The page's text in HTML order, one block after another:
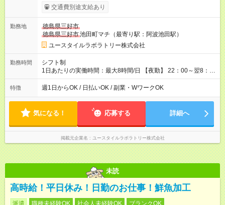
考慮して決定します 【収入例】 週1回勤務の場合：1,730円×8時
間×4回=5万5,360円 週3回勤務の場合：1,730円×8時間×12回
月 ※ 雇用形態と給与に、本採用時と異なる部分があります。 雇
用形態：本採用時と同じです。 給与：時給 1,480円以上
交通費別途支給あり
勤務地
徳島県三好市
徳島県三好市池田町マチ（最寄り駅：阿波池田駅）
ユースタイルラボラトリー株式会社
勤務時間
シフト制
1日あたりの実働時間：最大8時間/日 【夜勤】 22：00～翌8：
00 ※週1日～OK ／ 夜勤専従 ※上記の時間内で8時間勤務（休憩
1時間）ご利用者様により、時間は異なります。 ※曜日固定（毎
特徴 週1日からOK / 日払いOK / 副業・WワークOK
気になる！ 応募する 詳細へ
掲載元企業名 ユースタイルラボラトリー株式会社
未読
高時給！平日休み！日勤のお仕事！鮮魚加工
派遣 職種未経験OK 社会人未経験OK
ブランクOK